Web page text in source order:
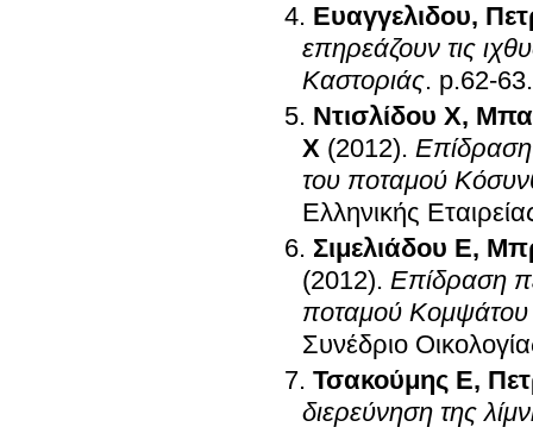
Ευαγγελιδου,
επηρεάζουν τις
Καστοριάς. p.62-63.
Ντισλίδου Χ,
Χ (2012).
του ποταμού
Ελληνικής
Σιμελιάδου E,
(2012). Επίδραση
ποταμού Κομψάτου
Συνέδριο
Τσακούμης Ε,
διερεύνηση της